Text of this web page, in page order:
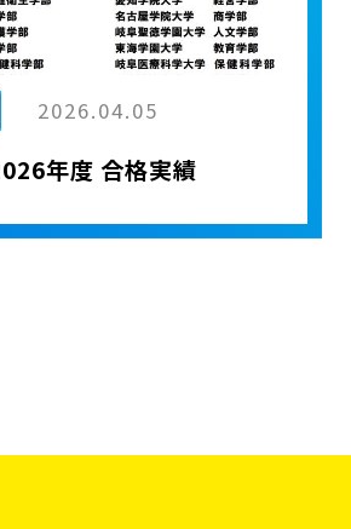
2026.04.05
年度 合格実績